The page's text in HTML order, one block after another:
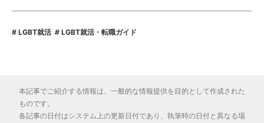
LGBT就活 LGBT就活・転職ガイド
本記事でご紹介する情報は、一般的な情報提供を目的として作成された
ものです。
各記事の日付はシステム上の更新日付であり、執筆時の日付と異なる場